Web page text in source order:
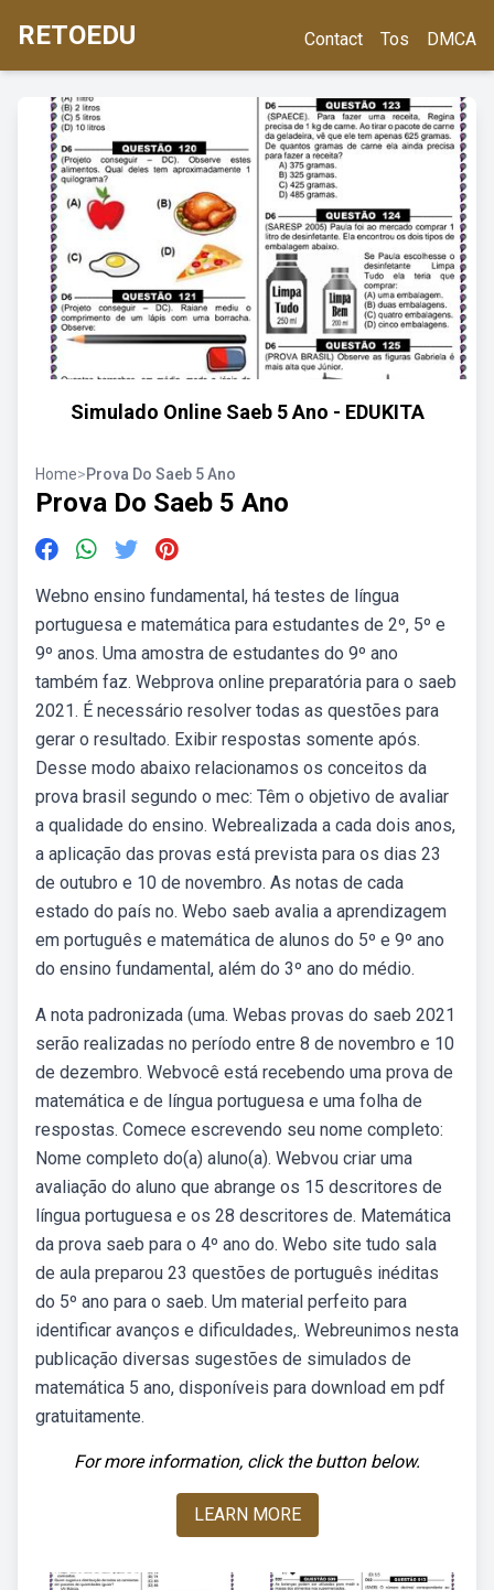
RETOEDU Contact Tos DMCA
Simulado Online Saeb 5 Ano - EDUKITA
Home>Prova Do Saeb 5 Ano
Prova Do Saeb 5 Ano
Webno ensino fundamental, há testes de língua
portuguesa e matemática para estudantes de 2º, 5º e
9º anos. Uma amostra de estudantes do 9º ano
também faz. Webprova online preparatória para o saeb
2021. É necessário resolver todas as questões para
gerar o resultado. Exibir respostas somente após.
Desse modo abaixo relacionamos os conceitos da
prova brasil segundo o mec: Têm o objetivo de avaliar
a qualidade do ensino. Webrealizada a cada dois anos,
a aplicação das provas está prevista para os dias 23
de outubro e 10 de novembro. As notas de cada
estado do país no. Webo saeb avalia a aprendizagem
em português e matemática de alunos do 5º e 9º ano
do ensino fundamental, além do 3º ano do médio.
A nota padronizada (uma. Webas provas do saeb 2021
serão realizadas no período entre 8 de novembro e 10
de dezembro. Webvocê está recebendo uma prova de
matemática e de língua portuguesa e uma folha de
respostas. Comece escrevendo seu nome completo:
Nome completo do(a) aluno(a). Webvou criar uma
avaliação do aluno que abrange os 15 descritores de
língua portuguesa e os 28 descritores de. Matemática
da prova saeb para o 4º ano do. Webo site tudo sala
de aula preparou 23 questões de português inéditas
do 5º ano para o saeb. Um material perfeito para
identificar avanços e dificuldades,. Webreunimos nesta
publicação diversas sugestões de simulados de
matemática 5 ano, disponíveis para download em pdf
gratuitamente.
For more information, click the button below.
LEARN MORE